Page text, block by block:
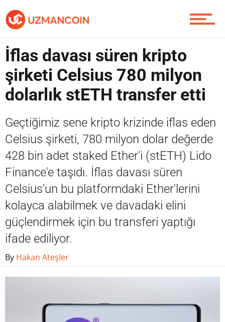
Soru Sor
Contact / İletişim
İflas davası süren kripto
şirketi Celsius 780 milyon
dolarlık stETH transfer etti
Geçtiğimiz sene kripto krizinde iflas eden
Celsius şirketi, 780 milyon dolar değerde
428 bin adet staked Ether'i (stETH) Lido
Finance'e taşıdı. İflas davası süren
Celsius'un bu platformdaki Ether'lerini
kolayca alabilmek ve davadaki elini
güçlendirmek için bu transferi yaptığı
ifade ediliyor.
By Hakan Ateşler